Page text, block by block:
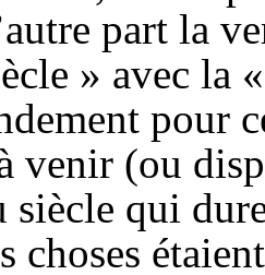
part la
» avec la
pour
venir (ou
siècle qui
choses